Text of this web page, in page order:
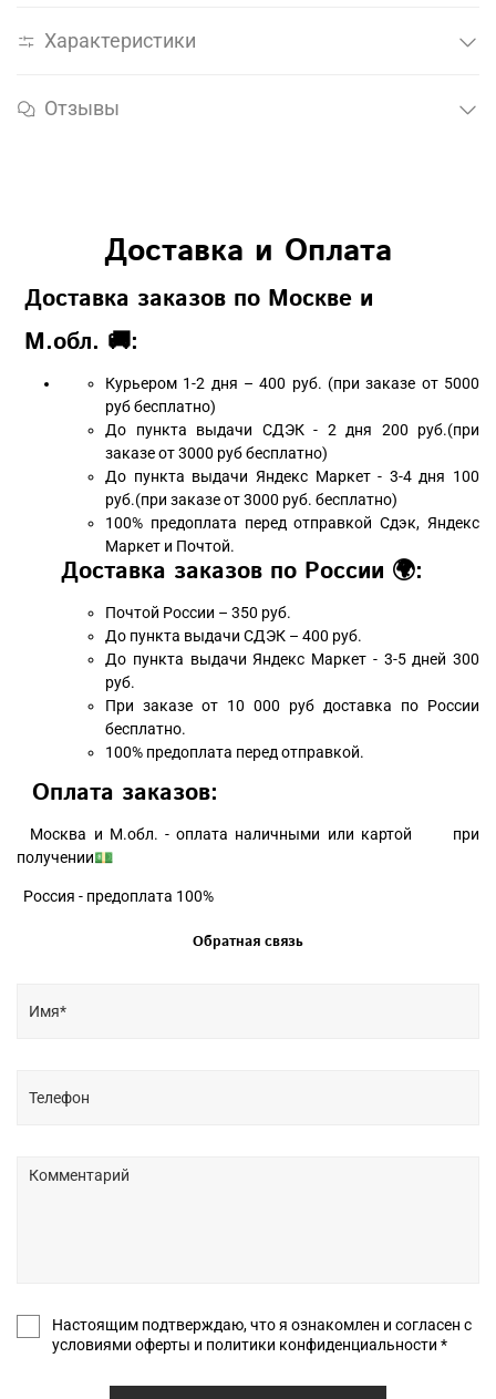
Характеристики
Отзывы
Доставка и Оплата
Доставка заказов по Москве и
М.обл. 🚚:
Курьером 1-2 дня – 400 руб. (при заказе от 5000
руб бесплатно)
До пункта выдачи СДЭК - 2 дня 200 руб.(при
заказе от 3000 руб бесплатно)
До пункта выдачи Яндекс Маркет - 3-4 дня 100
руб.(при заказе от 3000 руб. бесплатно)
100% предоплата перед отправкой Сдэк, Яндекс
Маркет и Почтой.
Доставка заказов по России 🌍:
Почтой России – 350 руб.
До пункта выдачи СДЭК – 400 руб.
До пункта выдачи Яндекс Маркет - 3-5 дней 300
руб.
При заказе от 10 000 руб доставка по России
бесплатно.
100% предоплата перед отправкой.
Оплата заказов:
Москва и М.обл. - оплата наличными или картой при
получении💵
Россия - предоплата 100%
Обратная связь
Настоящим подтверждаю, что я ознакомлен и согласен с
условиями оферты и политики конфиденциальности *